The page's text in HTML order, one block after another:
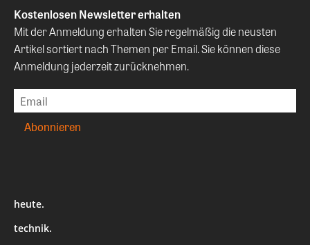
Kostenlosen Newsletter erhalten
Mit der Anmeldung erhalten Sie regelmäßig die neusten
Artikel sortiert nach Themen per Email. Sie können diese
Anmeldung jederzeit zurücknehmen.
heute.
technik.